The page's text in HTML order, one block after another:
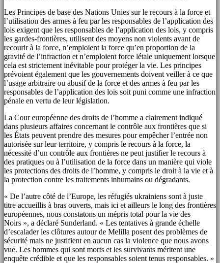
Les Principes de base des Nations Unies sur le recours à la force et
l’utilisation des armes à feu par les responsables de l’application des
lois exigent que les responsables de l’application des lois, y compris
les gardes-frontières, utilisent des moyens non violents avant de
recourir à la force, n’emploient la force qu’en proportion de la
gravité de l’infraction et n’emploient force létale uniquement lorsque
cela est strictement inévitable pour protéger la vie. Les principes
prévoient également que les gouvernements doivent veiller à ce que
l’usage arbitraire ou abusif de la force et des armes à feu par les
responsables de l’application des lois soit puni comme une infraction
pénale en vertu de leur législation.
La Cour européenne des droits de l’homme a clairement indiqué
dans plusieurs affaires concernant le contrôle aux frontières que si
les États peuvent prendre des mesures pour empêcher l’entrée non
autorisée sur leur territoire, y compris le recours à la force, la
nécessité d’un contrôle aux frontières ne peut justifier le recours à
des pratiques ou à l’utilisation de la force dans un manière qui viole
les protections des droits de l’homme, y compris le droit à la vie et à
la protection contre les traitements inhumains ou dégradants.
« De l’autre côté de l’Europe, les réfugiés ukrainiens sont à juste
titre accueillis à bras ouverts, mais ici et ailleurs le long des frontières
européennes, nous constatons un mépris total pour la vie des
Noirs », a déclaré Sunderland. « Les tentatives à grande échelle
d’escalader les clôtures autour de Melilla posent des problèmes de
sécurité mais ne justifient en aucun cas la violence que nous avons
vue. Les hommes qui sont morts et les survivants méritent une
enquête crédible et que les responsables soient tenus responsables. »